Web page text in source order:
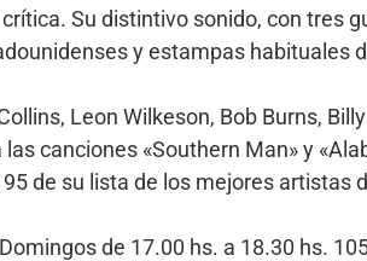
Su distintivo sonido, con tres
y estampas habituales
Leon Wilkeson, Bob Burns,
canciones «Southern Man» y
de su lista de los mejores artistas
de 17.00 hs. a 18.30 hs.